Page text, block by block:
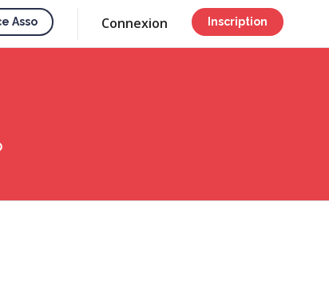
Asso Connexion Inscription